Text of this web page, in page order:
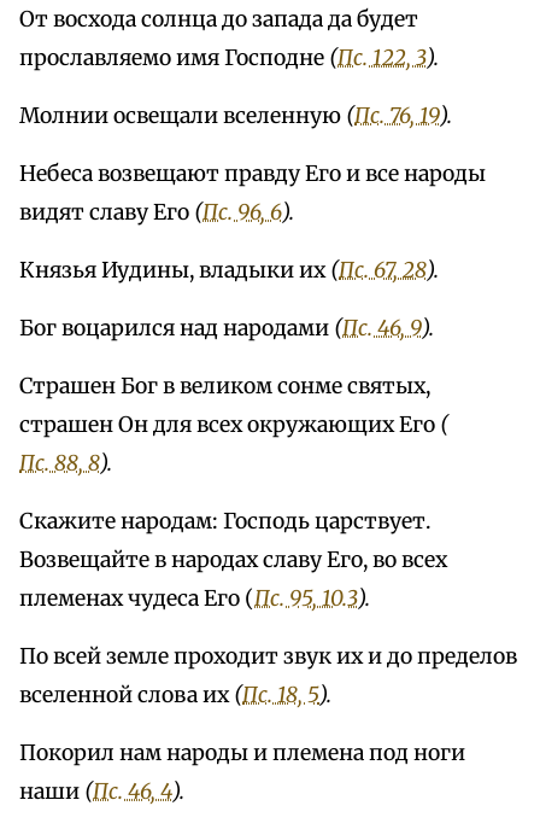
От восхода солнца до запада да будет
прославляемо имя Господне (Пс. 122, 3).
Молнии освещали вселенную (Пс. 76, 19).
Небеса возвещают правду Его и все народы
видят славу Его (Пс. 96, 6).
Князья Иудины, владыки их(Пс. 67, 28).
Бог воцарился над народами (Пс. 46, 9).
Страшен Бог в великом сонме святых,
страшен Он для всех окружающих Его (
Пс. 88, 8).
Скажите народам: Господь царствует.
Возвещайте в народах славу Его, во всех
племенах чудеса Его (Пс. 95, 10.3).
По всей земле проходит звук их и до пределов
вселенной слова их(Пс. 18, 5).
Покорил нам народы и племена под ноги
наши (Пс. 46, 4).